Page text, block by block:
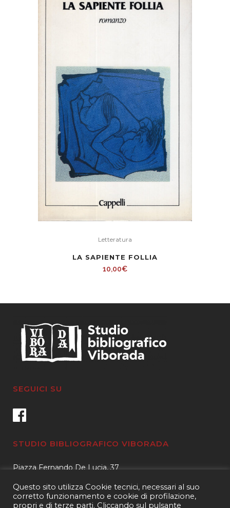
Letteratura
LA SAPIENTE FOLLIA
10,00€
SEGUICI SU
STUDIO BIBLIOGRAFICO VIBORADA
Piazza Fernando De Lucia, 37
Tel.3400596959 – 3404632889
Questo sito utilizza Cookie tecnici, necessari al suo
corretto funzionamento e cookie di profilazione,
propri e di terze parti. Cliccando sul pulsante